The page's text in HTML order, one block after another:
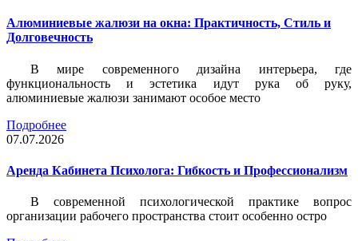
Алюминиевые жалюзи на окна: Практичность, Стиль и
Долговечность
В мире современного дизайна интерьера, где
функциональность и эстетика идут рука об руку,
алюминиевые жалюзи занимают особое место
Подробнее
07.07.2026
Аренда Кабинета Психолога: Гибкость и Профессионализм
В современной психологической практике вопрос
организации рабочего пространства стоит особенно остро